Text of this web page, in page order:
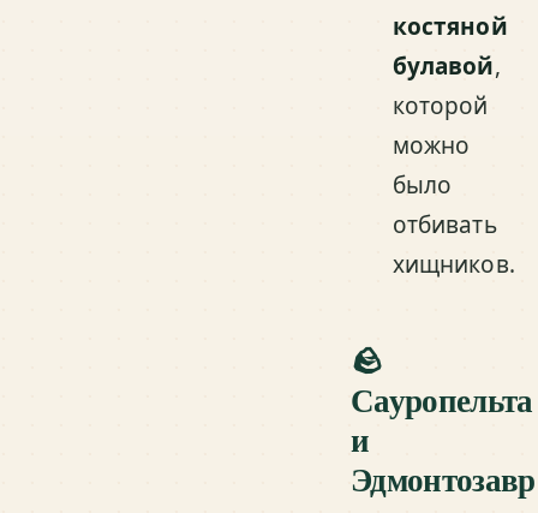
костяной
булавой,
которой
можно
было
отбивать
хищников.
🪨
Сауропельта
и
Эдмонтозавр